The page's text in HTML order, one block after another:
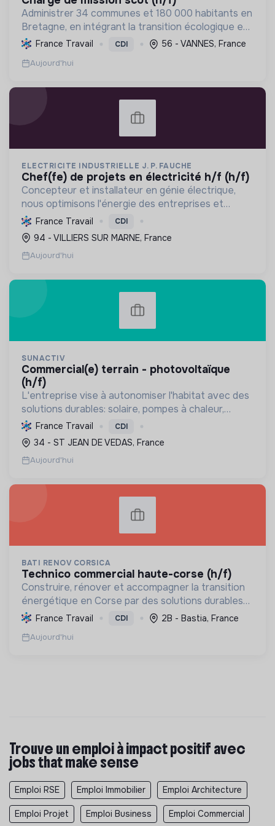
Administrer 34 communes et 180 000 habitants en
Bretagne, en intégrant la transition écologique et
sociale par une planification résiliente, des achats
durables et le soutien à l'économie verte.
France Travail CDI 56 - VANNES, France
Aujourd'hui
ELECTRICITE INDUSTRIELLE J. P. FAUCHE
chef(fe) de projets en électricité h/f (h/f)
Concepteur et installateur en génie électrique,
nous optimisons l'énergie des entreprises et
collectivités. Engagés dans la transition
écologique avec le Label RGE, nous offrons des
solutions innovant...
France Travail CDI
94 - VILLIERS SUR MARNE, France
Aujourd'hui
SUNACTIV
commercial(e) terrain - photovoltaïque
(h/f)
L'entreprise vise à autonomiser l'habitat avec des
solutions durables: solaire, pompes à chaleur,
isolation, etc. Elle aide à réduire l'empreinte
carbone et les factures énergétiques. Elle détient
le ...
France Travail CDI
34 - ST JEAN DE VEDAS, France
Aujourd'hui
BATI RENOV CORSICA
technico commercial haute-corse (h/f)
Construire, rénover et accompagner la transition
énergétique en Corse par des solutions durables
(solaire, isolation, chauffage, etc.) et la location de
France Travail CDI 2B - Bastia, France
Aujourd'hui
Trouve un emploi à impact positif avec
jobs that make sense
Emploi RSE Emploi Immobilier Emploi Architecture
Emploi Projet Emploi Business Emploi Commercial